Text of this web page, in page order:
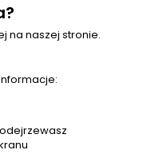
na naszej stronie.